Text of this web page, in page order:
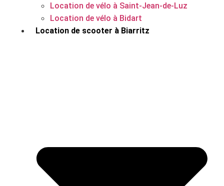
Location de vélo à Saint-Jean-de-Luz
Location de vélo à Bidart
Location de scooter à Biarritz